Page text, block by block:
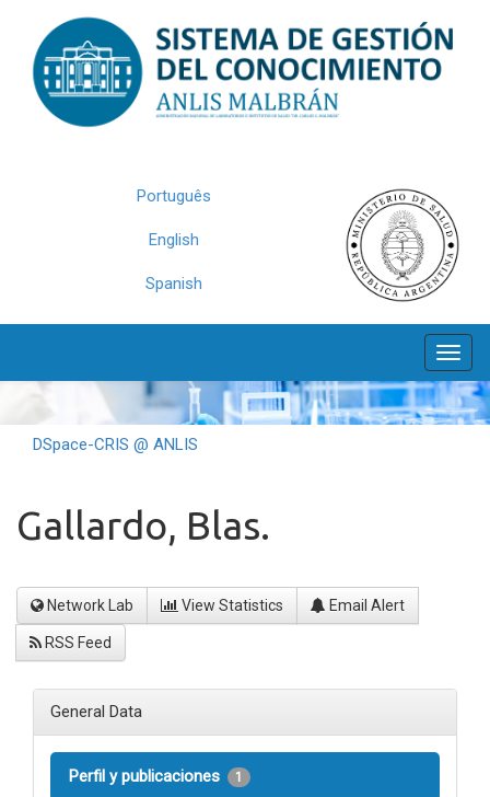
navigation
Português
English
Spanish
DSpace-CRIS @ ANLIS
Gallardo, Blas.
Network Lab View Statistics Email Alert
RSS Feed
General Data
Perfil y publicaciones 1